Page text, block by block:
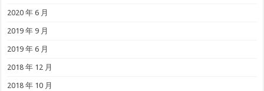
2020 年 6 月
2019 年 9 月
2019 年 6 月
2018 年 12 月
2018 年 10 月